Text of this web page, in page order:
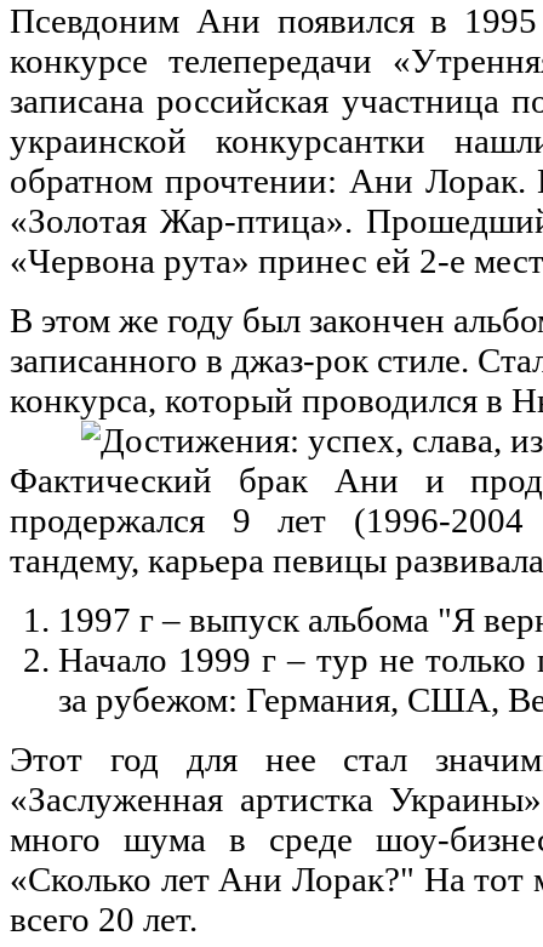
Псевдоним Ани появился в
конкурсе телепередачи
записана российская участница
украинской конкурсантки
обратном прочтении: Ани Лорак.
«Золотая Жар-птица».
«Червона рута» принес ей 2-е
В этом же году был закончен
записанного в джаз-рок стиле.
конкурса, который проводился в
Фактический брак Ани и
продержался 9 лет (1996-2004
тандему, карьера певицы
1997 г – выпуск альбома "Я
Начало 1999 г – тур не
за рубежом: Германия, США,
Этот год для нее стал
«Заслуженная артистка
много шума в среде шоу-
«Сколько лет Ани Лорак?" На тот
всего 20 лет.